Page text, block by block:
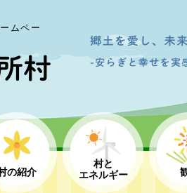
ムペー
の紹介
村と
エネルギー